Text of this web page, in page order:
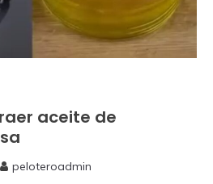
aceite de
peloteroadmin